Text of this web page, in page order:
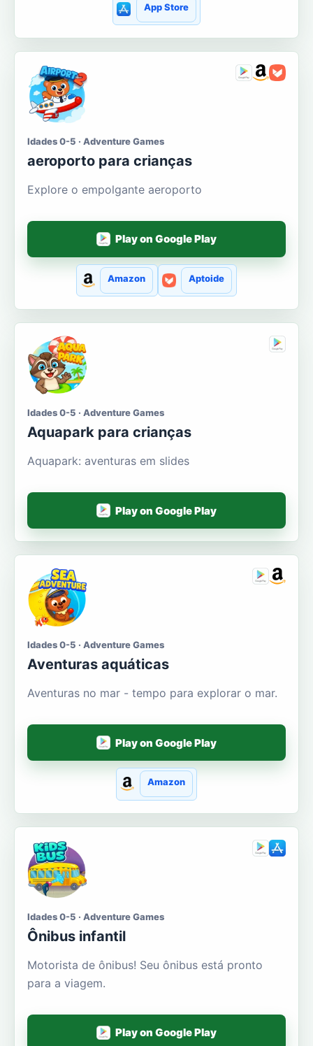
App Store
Idades 0-5 · Adventure Games
aeroporto para crianças
Explore o empolgante aeroporto
Play on Google Play
Amazon Aptoide
Idades 0-5 · Adventure Games
Aquapark para crianças
Aquapark: aventuras em slides
Play on Google Play
Idades 0-5 · Adventure Games
Aventuras aquáticas
Aventuras no mar - tempo para explorar o mar.
Play on Google Play
Amazon
Idades 0-5 · Adventure Games
Ônibus infantil
Motorista de ônibus! Seu ônibus está pronto
para a viagem.
Play on Google Play